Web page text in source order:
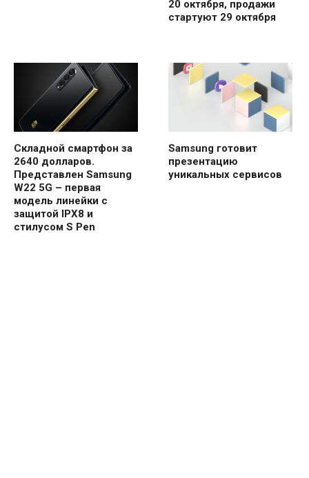
20 октября, продажи
стартуют 29 октября
Складной смартфон за
2640 долларов.
Представлен Samsung
W22 5G – первая
модель линейки с
защитой IPX8 и
стилусом S Pen
Samsung готовит
презентацию
уникальных сервисов